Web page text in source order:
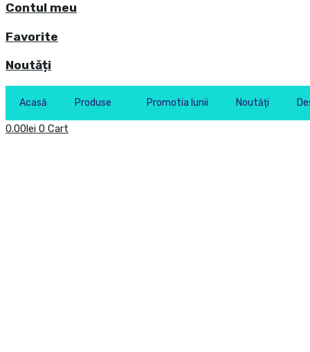
Contul meu
Favorite
Noutăți
Acasă Produse Promotia lunii Noutăți
0.00lei 0 Cart